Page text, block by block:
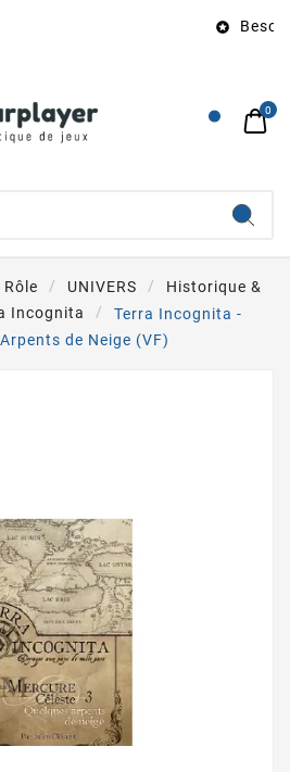
 Besoin
0
UNIVERS
Historique &
Incognita
Terra Incognita -
de Neige (VF)